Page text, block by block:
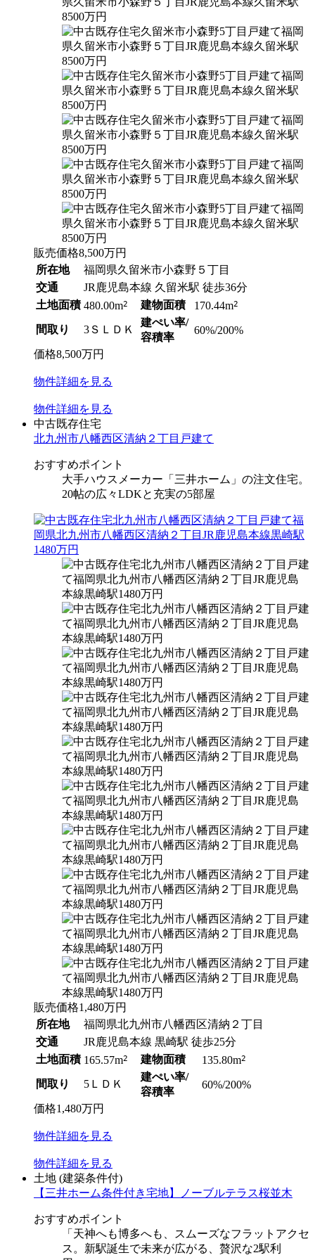
販売価格8,500万円
所在地
福岡県久留米市小森野５丁目
交通
JR鹿児島本線 久留米駅 徒歩36分
土地面積 480.00m2 建物面積 170.44m2
間取り 3ＳＬＤＫ
建ぺい率/
容積率
60%/200%
価格8,500万円
物件詳細を見る
物件詳細を見る
中古既存住宅
北九州市八幡西区清納２丁目戸建て
おすすめポイント
大手ハウスメーカー「三井ホーム」の注文住宅。
20帖の広々LDKと充実の5部屋
販売価格1,480万円
所在地
福岡県北九州市八幡西区清納２丁目
交通
JR鹿児島本線 黒崎駅 徒歩25分
土地面積 165.57m2 建物面積 135.80m2
間取り 5ＬＤＫ
建ぺい率/
容積率
60%/200%
価格1,480万円
物件詳細を見る
物件詳細を見る
土地 (建築条件付)
【三井ホーム条件付き宅地】ノーブルテラス桜並木
おすすめポイント
「天神へも博多へも、スムーズなフラットアクセ
ス。新駅誕生で未来が広がる、贅沢な2駅利